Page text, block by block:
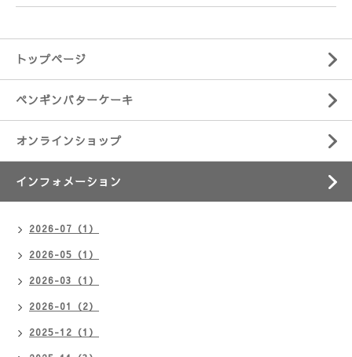
トップページ
ペンギンバターケーキ
オンラインショップ
インフォメーション
2026-07（1）
2026-05（1）
2026-03（1）
2026-01（2）
2025-12（1）